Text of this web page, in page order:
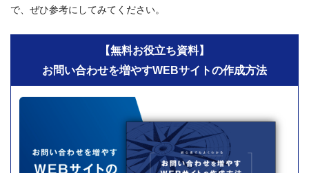
で、ぜひ参考にしてみてください。
【無料お役立ち資料】
お問い合わせを増やすWEBサイトの作成方法